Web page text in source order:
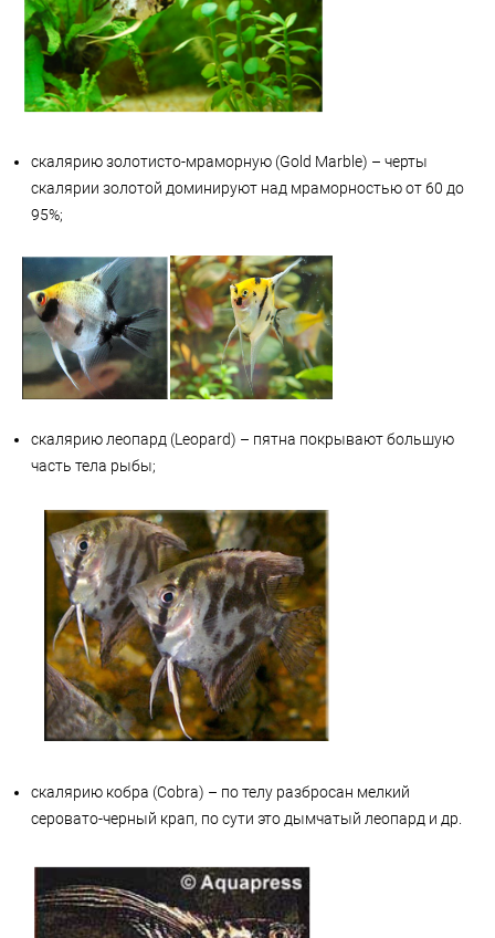
скалярию золотисто-мраморную (Gold Marble) – черты
скалярии золотой доминируют над мраморностью от 60 до
95%;
скалярию леопард (Leopard) – пятна покрывают большую
часть тела рыбы;
скалярию кобра (Cobra) – по телу разбросан мелкий
серовато-черный крап, по сути это дымчатый леопард и др.